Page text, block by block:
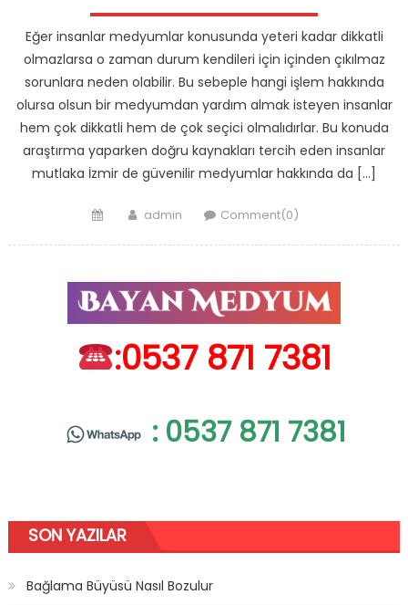
Eğer insanlar medyumlar konusunda yeteri kadar dikkatli
olmazlarsa o zaman durum kendileri için içinden çıkılmaz
sorunlara neden olabilir. Bu sebeple hangi işlem hakkında
olursa olsun bir medyumdan yardım almak isteyen insanlar
hem çok dikkatli hem de çok seçici olmalıdırlar. Bu konuda
araştırma yaparken doğru kaynakları tercih eden insanlar
mutlaka İzmir de güvenilir medyumlar hakkında da […]
PostedAuthor
admin Comment(0)
:0537 871 7381
: 0537 871 7381
SON YAZILAR
Bağlama Büyüsü Nasıl Bozulur